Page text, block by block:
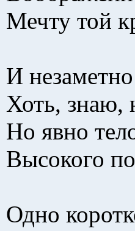
Мечту той
И
Хоть, знаю,
Но явно
Высокого
Одно